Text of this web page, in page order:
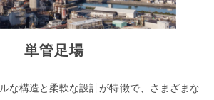
単管足場
な構造と柔軟な設計が特徴で、さまざまな